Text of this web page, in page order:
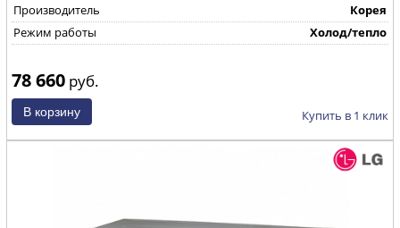
Производитель
Корея
Режим работы
Холод/тепло
78 660 руб.
Купить в 1 клик